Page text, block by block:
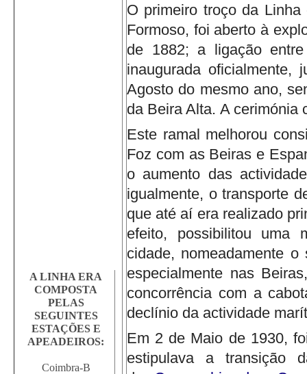
A LINHA ERA
COMPOSTA
PELAS
SEGUINTES
ESTAÇÕES E
APEADEIROS:
Coimbra-B
O primeiro troço da
Formoso, foi aberto à
de 1882; a ligação
inaugurada
Agosto do mesmo ano,
da Beira Alta. A cerimónia
Este ramal melhorou
Foz com as Beiras e
o aumento das
igualmente, o transporte
que até aí era realizado
efeito, possibilitou uma
cidade, nomeadamente
especialmente nas
concorrência com a
declínio da actividade
Em 2 de Maio de 1930,
estipulava a transição